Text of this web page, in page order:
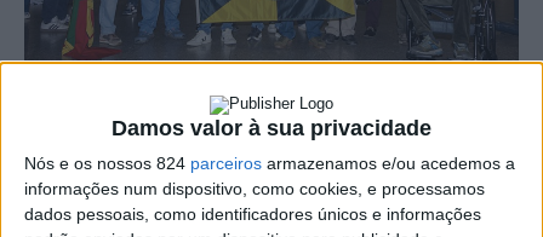
Damos valor à sua privacidade
Nós e os nossos 824 parceiros armazenamos e/ou acedemos a
informações num dispositivo, como cookies, e processamos
dados pessoais, como identificadores únicos e informações
Foto: Álvaro Retratos
O piloto de Leiria, João Ferreira, e o navegador